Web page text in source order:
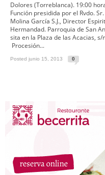
Dolores (Torreblanca). 19:00
Función presidida por el Rvdo.
Molina García S.J., Director
Hermandad. Parroquia de San
sita en la Plaza de las Acacias, s/
Procesión...
Posted junio 15, 2013 0